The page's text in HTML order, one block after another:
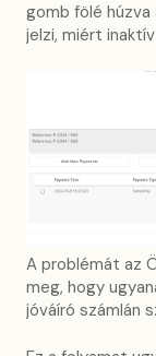
gomb fölé
jelzi, miért
A problémát az
meg, hogy
jóváíró számlán